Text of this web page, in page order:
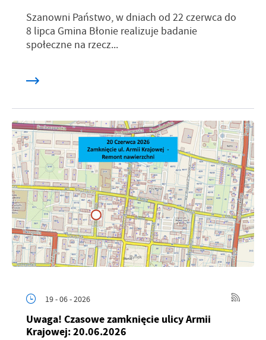
Szanowni Państwo, w dniach od 22 czerwca do
8 lipca Gmina Błonie realizuje badanie
społeczne na rzecz...
19 - 06 - 2026
Uwaga! Czasowe zamknięcie ulicy Armii
Krajowej: 20.06.2026